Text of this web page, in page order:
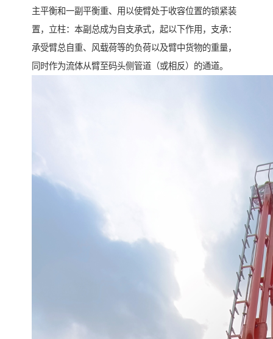
主平衡和一副平衡重、用以使臂处于收容位置的锁紧装
置，立柱：本副总成为自支承式，起以下作用，支承：
承受臂总自重、风载荷等的负荷以及臂中货物的重量，
同时作为流体从臂至码头侧管道（或相反）的通道。